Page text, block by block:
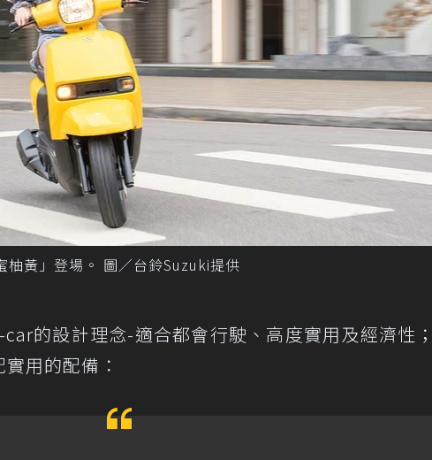
黃」登場。 圖／台鈴Suzuki提供
的設計理念-適合都會行駛、高度實用及經濟性
用的配備：